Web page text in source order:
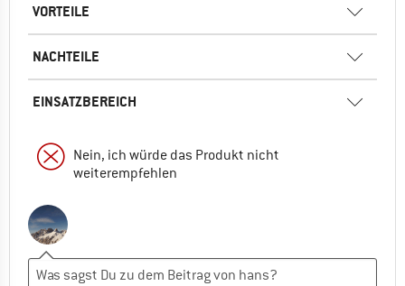
VORTEILE
NACHTEILE
EINSATZBEREICH
Nein, ich würde das Produkt nicht
weiterempfehlen